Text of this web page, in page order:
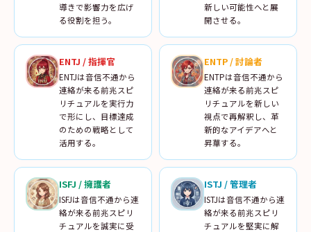
導きで影響力を広げ
る役割を担う。
新しい可能性へと展
開させる。
ENTJ /指揮官
ENTJは音信不通から
連絡が来る前兆スピ
リチュアルを実行力
で形にし、目標達成
のための戦略として
活用する。
ENTP/討論者
ENTPは音信不通から
連絡が来る前兆スピ
リチュアルを新しい
視点で再解釈し、革
新的なアイデアへと
昇華する。
ISFJ /擁護者
ISFJは音信不通から連
絡が来る前兆スピリ
チュアルを誠実に受
ISTJ /管理者
ISTJは音信不通から連
絡が来る前兆スピリ
チュアルを堅実に解